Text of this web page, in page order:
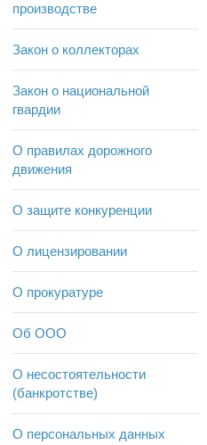
производстве
Закон о коллекторах
Закон о национальной
гвардии
О правилах дорожного
движения
О защите конкуренции
О лицензировании
О прокуратуре
Об ООО
О несостоятельности
(банкротстве)
О персональных данных